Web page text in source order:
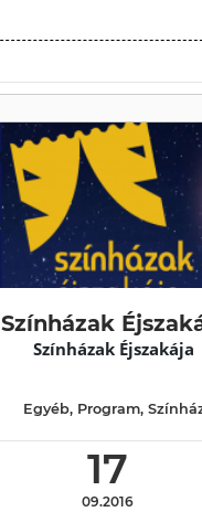
Színházak
Színházak Éjszakája
17
09.2016
Egyéb, Program,